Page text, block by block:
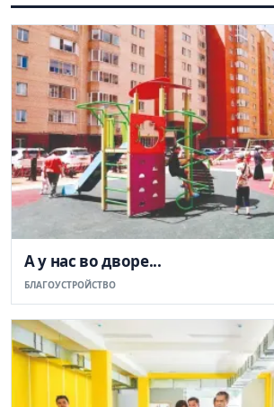
А у нас во дворе...
БЛАГОУСТРОЙСТВО